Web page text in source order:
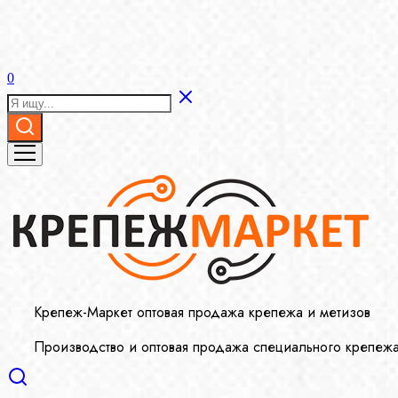
0
Крепеж-Маркет оптовая продажа крепежа и метизов
Производство и оптовая продажа специального